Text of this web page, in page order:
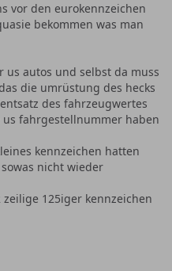
vor den eurokennzeichen
bekommen was man
autos und selbst da muss
die umrüstung des hecks
des fahrzeugwertes
fahrgestellnummer haben
kennzeichen hatten
nicht wieder
125iger kennzeichen